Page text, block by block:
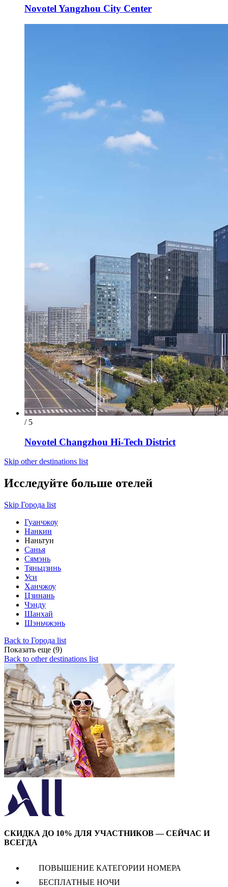
Novotel Yangzhou City Center
/ 5
Novotel Changzhou Hi-Tech District
Skip other destinations list
Исследуйте больше отелей
Skip Города list
Гуанчжоу
Нанкин
Наньтун
Санья
Сямэнь
Тяньцзинь
Уси
Ханчжоу
Цзинань
Чэнду
Шанхай
Шэньчжэнь
Back to Города list
Показать еще (9)
Back to other destinations list
СКИДКА ДО 10% ДЛЯ УЧАСТНИКОВ — СЕЙЧАС И
ВСЕГДА
ПОВЫШЕНИЕ КАТЕГОРИИ НОМЕРА
БЕСПЛАТНЫЕ НОЧИ